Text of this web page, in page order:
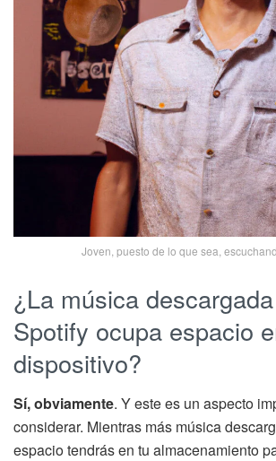
Joven, puesto de lo que sea,
¿La música
Spotify ocupa espacio
dispositivo?
Sí, obviamente. Y este es un aspecto
considerar. Mientras más música
espacio tendrás en tu almacenamiento